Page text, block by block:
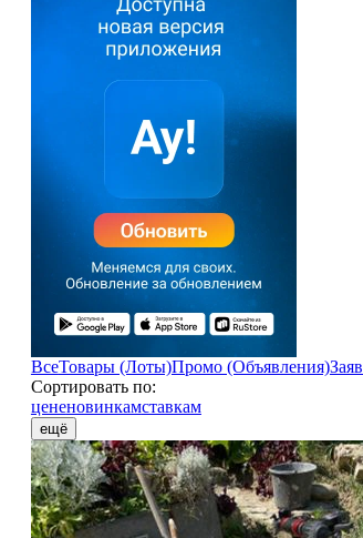
ВсеТовары (Лоты)Промо (Объявления)
Сортировать по:
цененовинкамставкам
ещё